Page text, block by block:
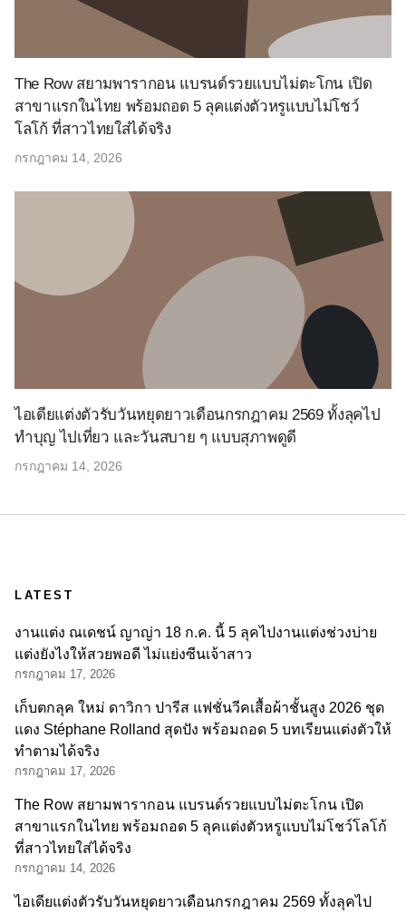
The Row สยามพารากอน แบรนด์รวยแบบไม่ตะโกน เปิด
สาขาแรกในไทย พร้อมถอด 5 ลุคแต่งตัวหรูแบบไม่โชว์
โลโก้ ที่สาวไทยใส่ได้จริง
กรกฎาคม 14, 2026
ไอเดียแต่งตัวรับวันหยุดยาวเดือนกรกฎาคม 2569 ทั้งลุคไป
ทำบุญ ไปเที่ยว และวันสบาย ๆ แบบสุภาพดูดี
กรกฎาคม 14, 2026
LATEST
งานแต่ง ณเดชน์ ญาญ่า 18 ก.ค. นี้ 5 ลุคไปงานแต่งช่วงบ่าย
แต่งยังไงให้สวยพอดี ไม่แย่งซีนเจ้าสาว
กรกฎาคม 17, 2026
เก็บตกลุค ใหม่ ดาวิกา ปารีส แฟชั่นวีคเสื้อผ้าชั้นสูง 2026 ชุด
แดง Stéphane Rolland สุดปัง พร้อมถอด 5 บทเรียนแต่งตัวให้
ทำตามได้จริง
กรกฎาคม 17, 2026
The Row สยามพารากอน แบรนด์รวยแบบไม่ตะโกน เปิด
สาขาแรกในไทย พร้อมถอด 5 ลุคแต่งตัวหรูแบบไม่โชว์โลโก้
ที่สาวไทยใส่ได้จริง
กรกฎาคม 14, 2026
ไอเดียแต่งตัวรับวันหยุดยาวเดือนกรกฎาคม 2569 ทั้งลุคไป